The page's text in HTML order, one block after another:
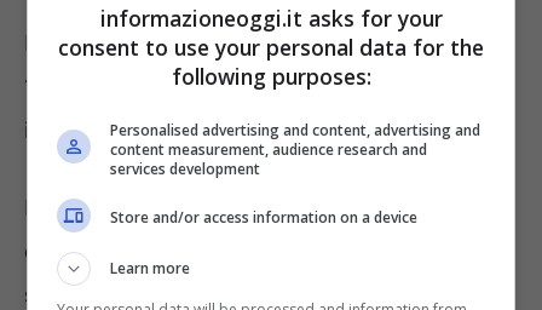
Nello specifico, si tratta di pannelli
“Plug&Play”, ossia pannelli da balcone o da
installare sulla facciata del proprio edificio.
I pannelli fotovoltaici saranno forniti
dall’Azienda Pubbliservizi di Brunico e come
spiega il direttore generale Gustav Mischi:
informazioneoggi.it asks for your
consent to use your personal data for the
following purposes:
Personalised advertising and content, advertising and
content measurement, audience research and
services development
Store and/or access information on a device
Learn more